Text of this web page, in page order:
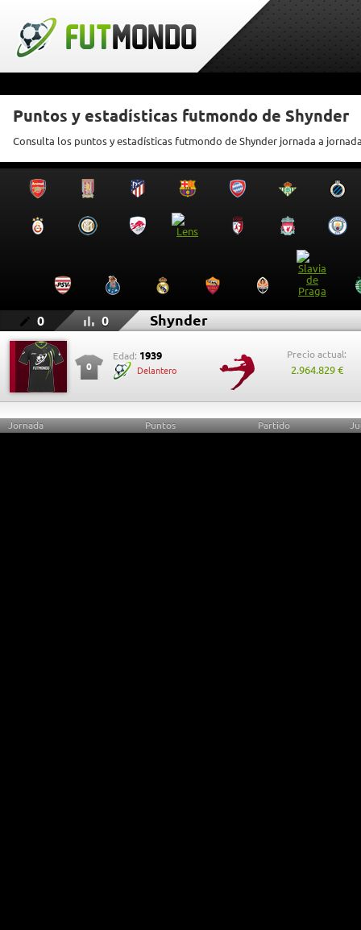
Puntos y estadísticas futmondo de Shynder
Consulta los puntos y estadísticas futmondo de Shynder jornada a
0 0 Shynder
0
Edad: 1939
Delantero
Precio actual:
2.964.829 €
Jornada Puntos Partido